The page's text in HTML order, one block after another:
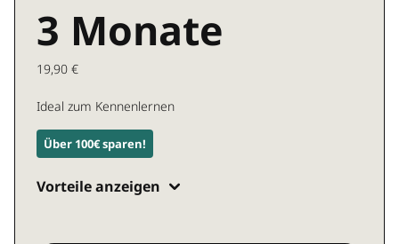
3 Monate
19,90 €
Ideal zum Kennenlernen
Über 100€ sparen!
Vorteile anzeigen